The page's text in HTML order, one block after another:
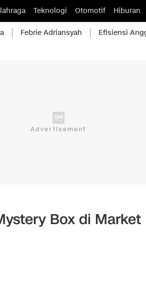
Teknologi Otomotif Hiburan
Febrie Adriansyah Efisiensi
Box di Market